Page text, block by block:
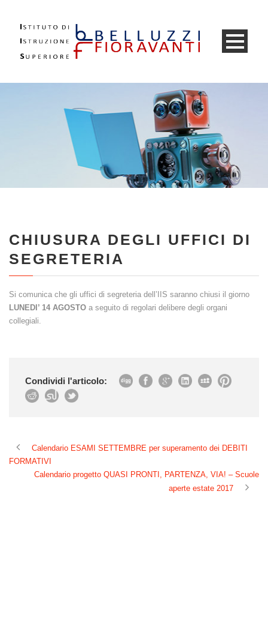
CHIUSURA DEGLI UFFICI DI
SEGRETERIA
Si comunica che gli uffici di segreteria dell’IIS saranno chiusi il giorno
LUNEDI’ 14 AGOSTO a seguito di regolari delibere degli organi
collegiali.
Condividi l'articolo:
Calendario ESAMI SETTEMBRE per superamento dei DEBITI
FORMATIVI
Calendario progetto QUASI PRONTI, PARTENZA, VIA! – Scuole
aperte estate 2017